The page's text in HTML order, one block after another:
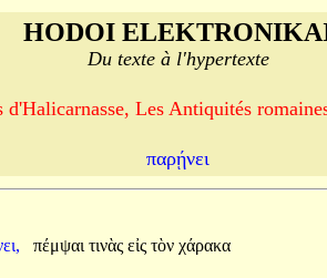
HODOI
Du texte à l'hypertexte
d'Halicarnasse, Les Antiquités
παρῄνει
πέμψαι τινὰς εἰς τὸν χάρακα